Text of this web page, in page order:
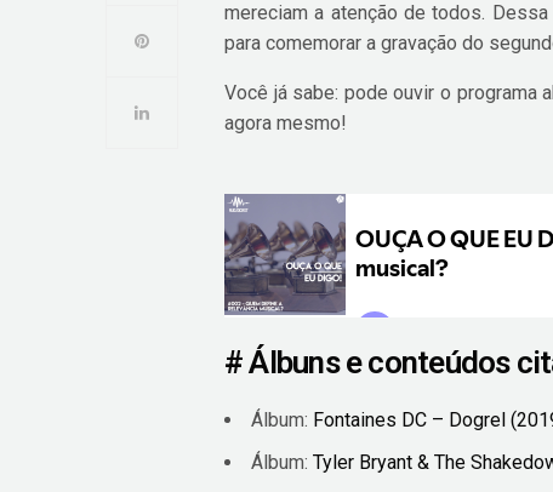
mereciam a atenção de todos.
para comemorar a gravação do
Você já sabe: pode ouvir o programa
agora mesmo!
# Álbuns e conteúdos
Álbum: Fontaines DC – Dogrel
Álbum: Tyler Bryant & The